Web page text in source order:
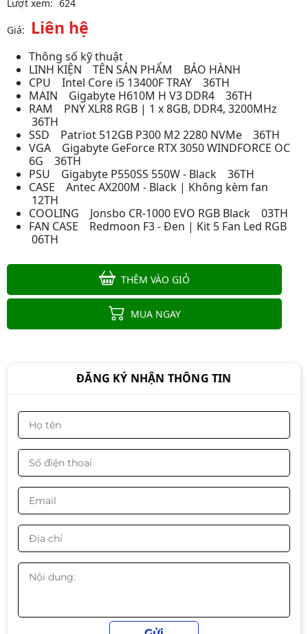
Lượt xem: 624
Giá: Liên hệ
Thông số kỹ thuật
LINH KIỆN TÊN SẢN PHẨM BẢO HÀNH
CPU Intel Core i5 13400F TRAY 36TH
MAIN Gigabyte H610M H V3 DDR4 36TH
RAM PNY XLR8 RGB | 1 x 8GB, DDR4, 3200MHz
36TH
SSD Patriot 512GB P300 M2 2280 NVMe 36TH
VGA Gigabyte GeForce RTX 3050 WINDFORCE OC
6G 36TH
PSU Gigabyte P550SS 550W - Black 36TH
CASE Antec AX200M - Black | Không kèm fan
12TH
COOLING Jonsbo CR-1000 EVO RGB Black 03TH
FAN CASE Redmoon F3 - Đen | Kit 5 Fan Led RGB
06TH
THÊM VÀO GIỎ
MUA NGAY
ĐĂNG KÝ NHẬN THÔNG TIN
PC Gaming | Intel I3 12100F\ RX
512GB
Liên hệ
Máy XEON Giả Lập E5-2680 V4/ X99
Dual CPU/ Ram 64G/ NVME 512G/
Card 8G/ Nguồn 650W
Liên hệ
PC B760 – Intel Core i5-13400F |
– Hiệu năng đỉnh tầm trung 2025
Liên hệ
PC GAMING PRENIUM 2 - ALL NEW
PC GAMING PRENIUM - ALL NEW